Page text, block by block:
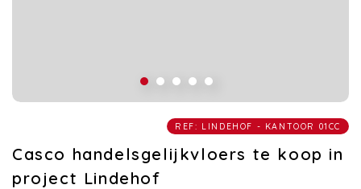
REF: LINDEHOF - KANTOOR 01CC
Casco handelsgelijkvloers te koop in
project Lindehof